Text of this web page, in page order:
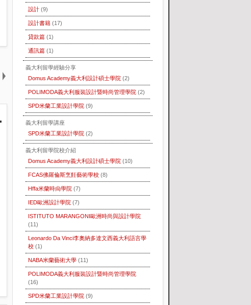
設計 (9)
設計書籍 (17)
貸款篇 (1)
通訊篇 (1)
義大利留學經驗分享
Domus Academy義大利設計碩士學院 (2)
POLIMODA義大利服裝設計暨時尚管理學院 (2)
SPD米蘭工業設計學院 (9)
義大利留學講座
SPD米蘭工業設計學院 (2)
義大利留學院校介紹
Domus Academy義大利設計碩士學院 (10)
FCAS佛羅倫斯烹飪藝術學校 (8)
Hffa米蘭時尙學院 (7)
IED歐洲設計學院 (7)
ISTITUTO MARANGONI歐洲時尚與設計學院
(11)
Leonardo Da Vinci李奧納多達文西義大利語言學
校 (1)
NABA米蘭藝術大學 (11)
POLIMODA義大利服裝設計暨時尚管理學院
(16)
SPD米蘭工業設計學院 (9)